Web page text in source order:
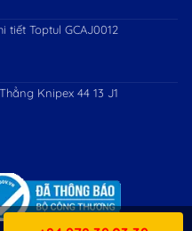
tiết Toptul GCAJ0012
Knipex 44 13 J1